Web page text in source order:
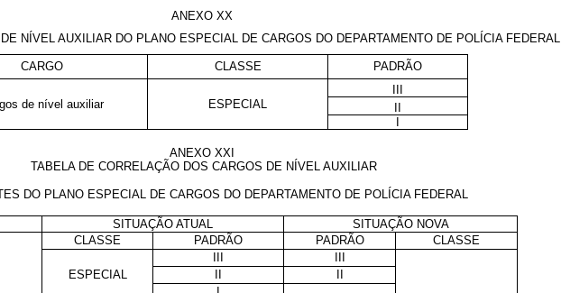
ANEXO XX
NÍVEL AUXILIAR DO PLANO ESPECIAL DE CARGOS DO DEPARTAMENTO DE POLÍCIA FEDERAL
CARGO CLASSE PADRÃO
de nível auxiliar ESPECIAL
ANEXO XXI
TABELA DE CORRELAÇÃO DOS CARGOS DE NÍVEL AUXILIAR
DO PLANO ESPECIAL DE CARGOS DO DEPARTAMENTO DE POLÍCIA FEDERAL
SITUAÇÃO ATUAL SITUAÇÃO NOVA
CLASSE PADRÃO PADRÃO CLASSE
ESPECIAL